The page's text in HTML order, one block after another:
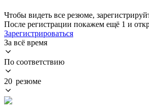
Чтобы видеть все резюме,
После регистрации покажем ещё 1 и
Зарегистрироваться
За всё время
По соответствию
20 резюме